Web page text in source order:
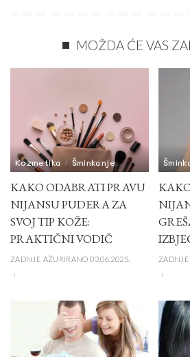
MOŽDA ĆE VAS
Kozmetika Šminkanje
KAKO ODABRATI PRAVU
NIJANSU PUDERA ZA
SVOJ TIP KOŽE:
PRAKTIČNI VODIČ
ZADNJE AŽURIRANO 03.06.2025.